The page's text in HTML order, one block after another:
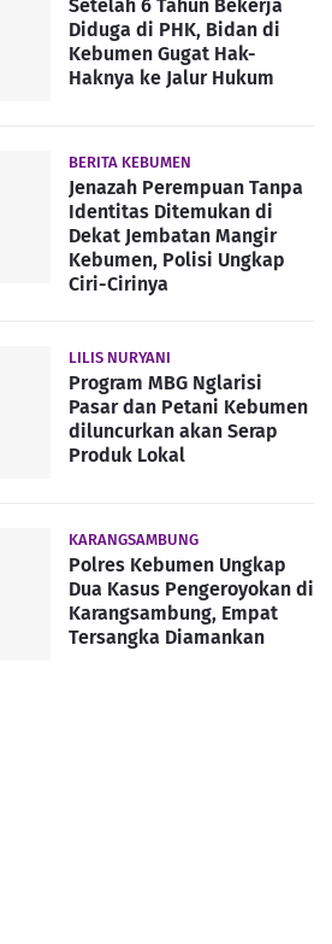
Setelah 6 Tahun Bekerja
Diduga di PHK, Bidan di
Kebumen Gugat Hak-
Haknya ke Jalur Hukum
BERITA KEBUMEN
Jenazah Perempuan Tanpa
Identitas Ditemukan di
Dekat Jembatan Mangir
Kebumen, Polisi Ungkap
Ciri-Cirinya
LILIS NURYANI
Program MBG Nglarisi
Pasar dan Petani Kebumen
diluncurkan akan Serap
Produk Lokal
KARANGSAMBUNG
Polres Kebumen Ungkap
Dua Kasus Pengeroyokan di
Karangsambung, Empat
Tersangka Diamankan